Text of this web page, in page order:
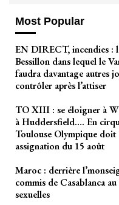
Most Popular
EN DIRECT, incendies :
Bessillon dans lequel le
faudra davantage autres
contrôler après l’attiser
TO XIII : se éloigner à
à Huddersfield…. En
Toulouse Olympique doit
assignation du 15 août
Maroc : derrière
commis de Casablanca
sexuelles